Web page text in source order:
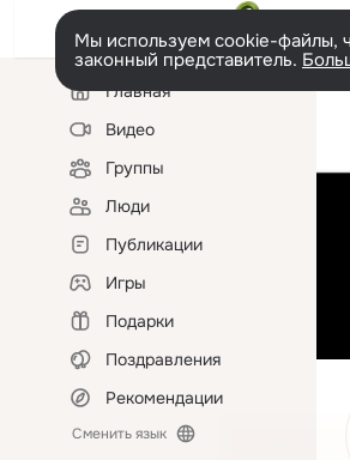
Мы используем cookie-файлы,
законный представитель.
Левая
колонкаГлавная
Видео
Группы
Люди
Публикации
Игры
Подарки
Поздравления
Рекомендации
Сменить язык